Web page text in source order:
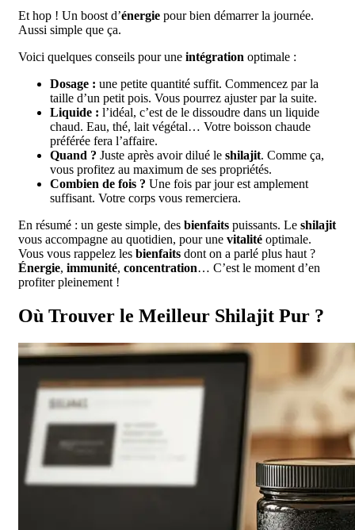
Et hop ! Un boost d’énergie pour bien démarrer la journée.
Aussi simple que ça.
Voici quelques conseils pour une intégration optimale :
Dosage : une petite quantité suffit. Commencez par la
taille d’un petit pois. Vous pourrez ajuster par la suite.
Liquide : l’idéal, c’est de le dissoudre dans un liquide
chaud. Eau, thé, lait végétal… Votre boisson chaude
préférée fera l’affaire.
Quand ? Juste après avoir dilué le shilajit. Comme ça,
vous profitez au maximum de ses propriétés.
Combien de fois ? Une fois par jour est amplement
suffisant. Votre corps vous remerciera.
En résumé : un geste simple, des bienfaits puissants. Le shilajit
vous accompagne au quotidien, pour une vitalité optimale.
Vous vous rappelez les bienfaits dont on a parlé plus haut ?
Énergie, immunité, concentration… C’est le moment d’en
profiter pleinement !
Où Trouver le Meilleur Shilajit Pur ?